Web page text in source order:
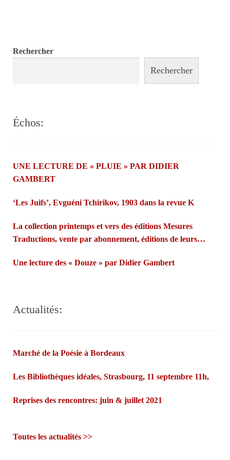
Rechercher
Rechercher
Échos:
UNE LECTURE DE « PLUIE » PAR DIDIER
GAMBERT
‘Les Juifs’, Evguéni Tchirikov, 1903 dans la revue K
La collection printemps et vers des éditions Mesures
Traductions, vente par abonnement, éditions de leurs
misent sur les fées bretonnes et la confiance des lecteurs.
Une lecture des « Douze » par Didier Gambert
Actualités:
Marché de la Poésie à Bordeaux
Les Bibliothèques idéales, Strasbourg, 11 septembre 11h,
Reprises des rencontres: juin & juillet 2021
Toutes les actualités >>